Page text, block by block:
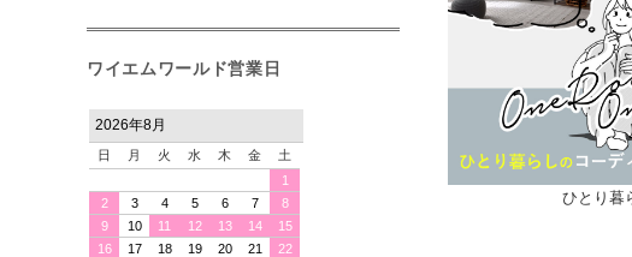
ひとり暮
ワイエムワールド営業日